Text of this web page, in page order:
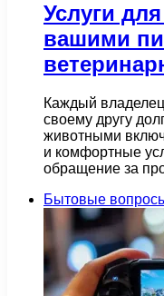
Услуги
вашими
Каждый
своему другу
животными
и комфортные
обращение за
Бытовые